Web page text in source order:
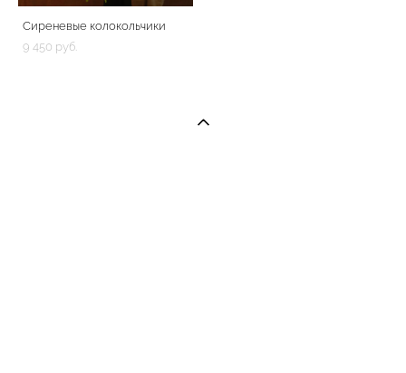
Сиреневые колокольчики
9 450 pуб.